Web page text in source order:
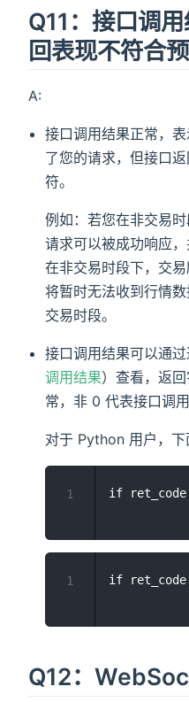
Q11：接口调
回表现不符合预
A:
接口调用结果正常，
了您的请求，但接口
符。
例如：若您在非交易
请求可以被成功响应
在非交易时段下，交
将暂时无法收到行情
交易时段。
接口调用结果可以通
调用结果）查看，返
常，非 0 代表接口调用
对于 Python 用户，下
1
1
Q12：